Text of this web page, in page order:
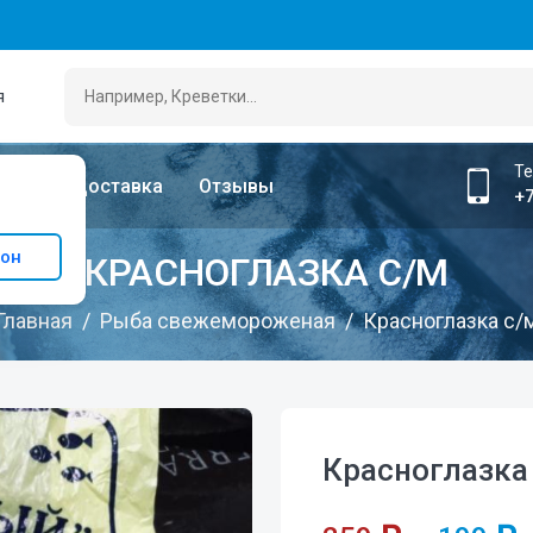
Доставка Отзывы
КРАСНОГЛАЗКА С/М
Рыба свежемороженая Красноглазка с/